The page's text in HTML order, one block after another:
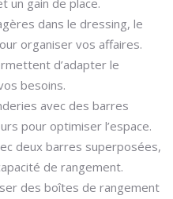
un gain de place.
dans le dressing, le
organiser vos affaires.
d’adapter le
besoins.
avec des barres
pour optimiser l’espace.
deux barres superposées,
de rangement.
des boîtes de rangement